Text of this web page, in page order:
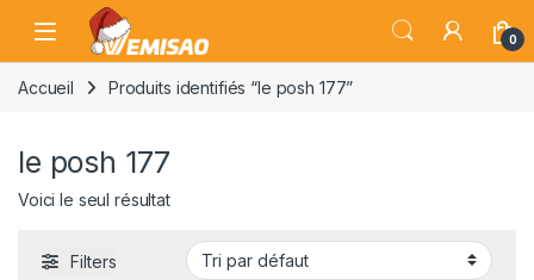
Skip to navigation
Skip to content
Open 0
Accueil Produits identifiés “le posh 177”
le posh 177
Voici le seul résultat
Filters